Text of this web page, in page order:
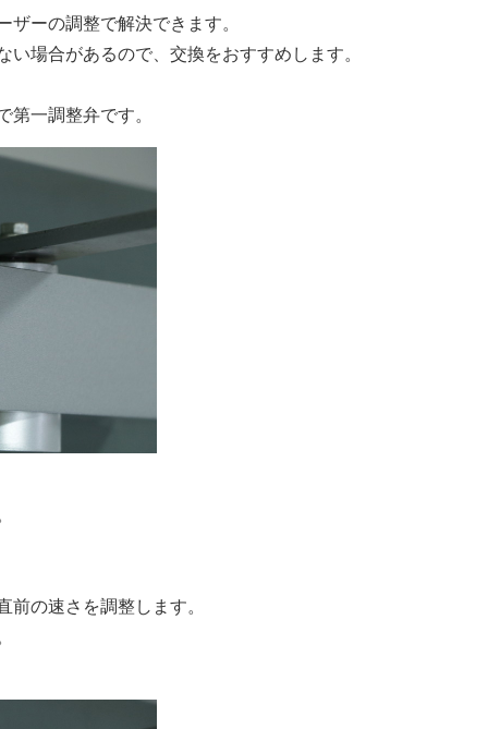
ーの調整で解決できます。
場合があるので、交換をおすすめします。
一調整弁です。
の速さを調整します。